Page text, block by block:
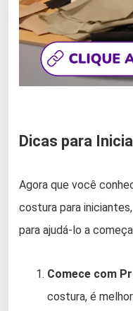
Dicas para
Agora que você
costura para
para ajudá-lo a
Comece com
costura, é